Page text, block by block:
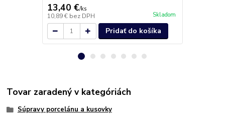
13,40 €/ks
10,89 € bez DPH Skladom
Pridať do košíka
Tovar zaradený v kategóriách
Súpravy porcelánu a kusovky